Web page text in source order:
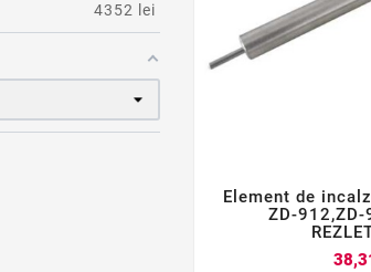
4352 lei

Element de
ZD-